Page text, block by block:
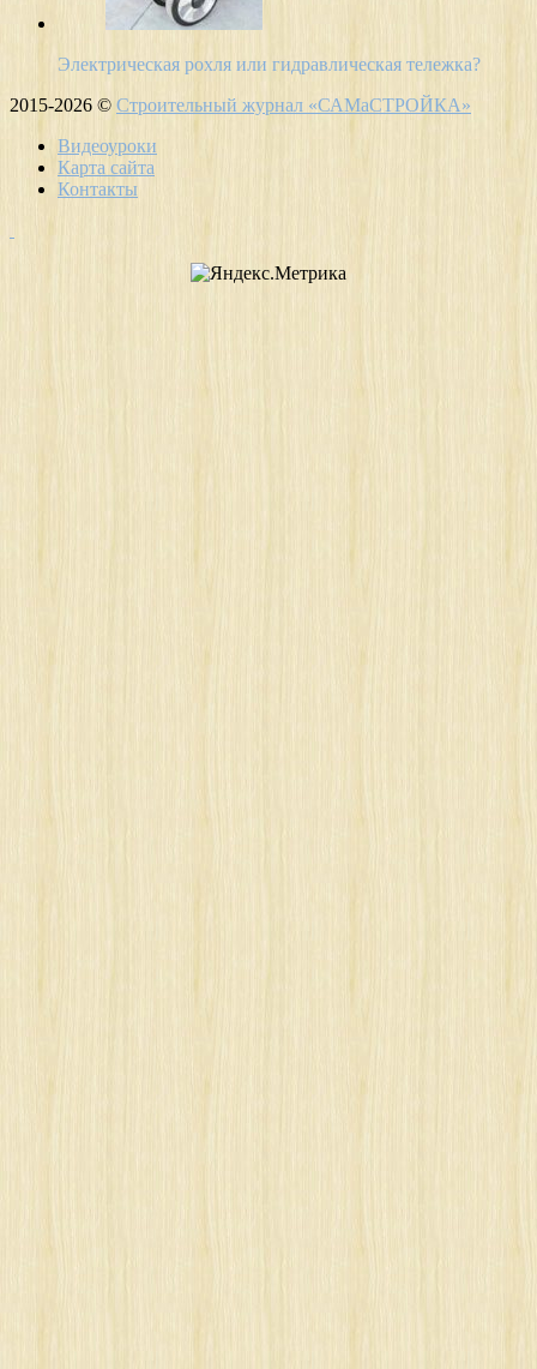
Электрическая рохля или гидравлическая тележка?
2015-2026 © Строительный журнал «САМаСТРОЙКА»
Видеоуроки
Карта сайта
Контакты